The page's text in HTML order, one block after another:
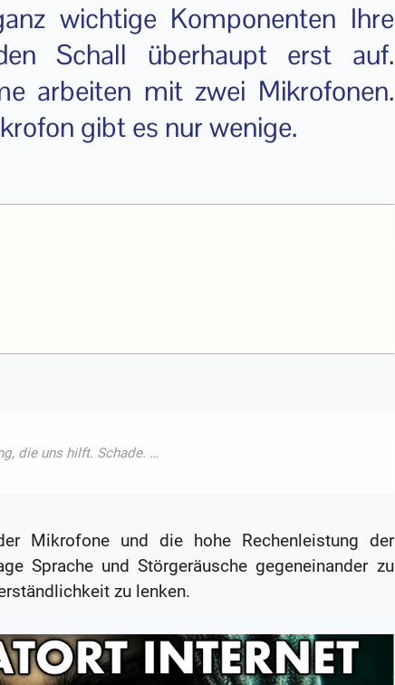
wichtige Komponenten Ihre
Schall überhaupt erst auf.
arbeiten mit zwei Mikrofonen.
gibt es nur wenige.
Mikrofone und die hohe Rechenleistung der
Sprache und Störgeräusche gegeneinander zu
zu lenken.